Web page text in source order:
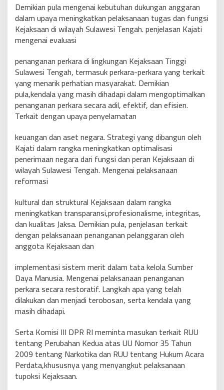
Demikian pula mengenai kebutuhan dukungan anggaran
dalam upaya meningkatkan pelaksanaan tugas dan fungsi
Kejaksaan di wilayah Sulawesi Tengah. penjelasan Kajati
mengenai evaluasi
penanganan perkara di lingkungan Kejaksaan Tinggi
Sulawesi Tengah, termasuk perkara-perkara yang terkait
yang menarik perhatian masyarakat. Demikian
pula,kendala yang masih dihadapi dalam mengoptimalkan
penanganan perkara secara adil, efektif, dan efisien.
Terkait dengan upaya penyelamatan
keuangan dan aset negara. Strategi yang dibangun oleh
Kajati dalam rangka meningkatkan optimalisasi
penerimaan negara dari fungsi dan peran Kejaksaan di
wilayah Sulawesi Tengah. Mengenai pelaksanaan
reformasi
kultural dan struktural Kejaksaan dalam rangka
meningkatkan transparansi,profesionalisme, integritas,
dan kualitas Jaksa. Demikian pula, penjelasan terkait
dengan pelaksanaan penanganan pelanggaran oleh
anggota Kejaksaan dan
implementasi sistem merit dalam tata kelola Sumber
Daya Manusia. Mengenai pelaksanaan penanganan
perkara secara restoratif. Langkah apa yang telah
dilakukan dan menjadi terobosan, serta kendala yang
masih dihadapi.
Serta Komisi III DPR RI meminta masukan terkait RUU
tentang Perubahan Kedua atas UU Nomor 35 Tahun
2009 tentang Narkotika dan RUU tentang Hukum Acara
Perdata,khususnya yang menyangkut pelaksanaan
tupoksi Kejaksaan.